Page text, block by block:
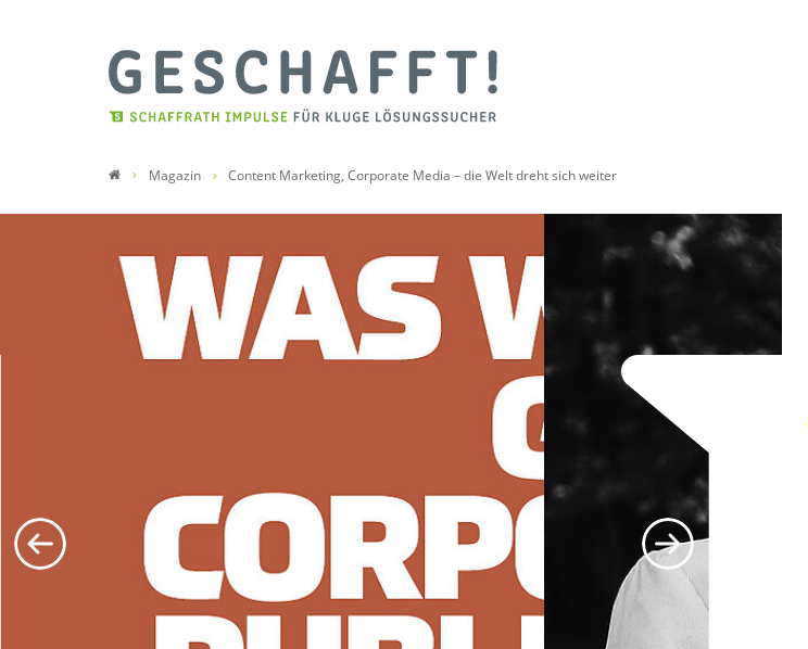
Magazin Content Marketing, Corporate Media – die Welt dreht sich weiter